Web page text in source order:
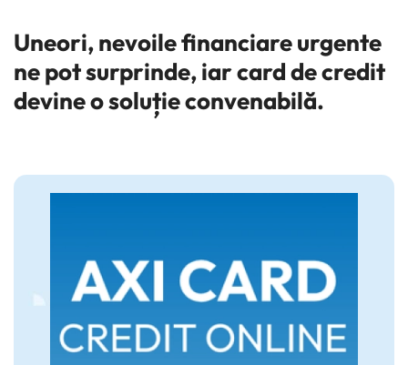
Uneori, nevoile financiare urgente
ne pot surprinde, iar card de credit
devine o soluție convenabilă.